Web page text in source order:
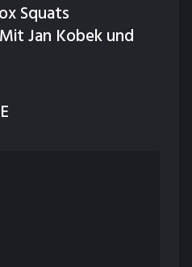
Squats
Jan Kobek und